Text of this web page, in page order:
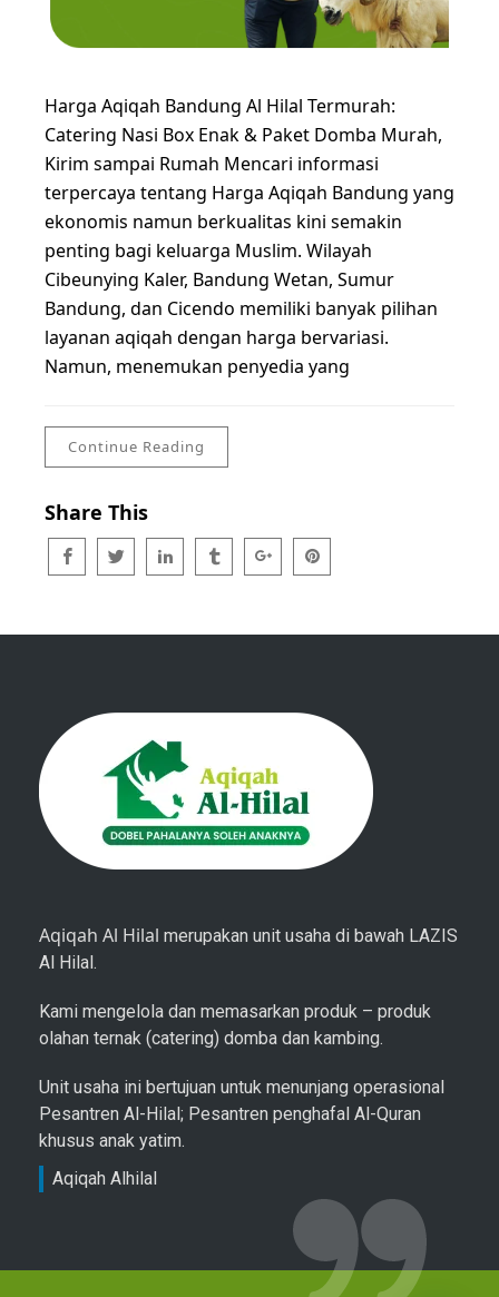
Harga Aqiqah Bandung Al Hilal Termurah:
Catering Nasi Box Enak & Paket Domba Murah,
Kirim sampai Rumah Mencari informasi
terpercaya tentang Harga Aqiqah Bandung yang
ekonomis namun berkualitas kini semakin
penting bagi keluarga Muslim. Wilayah
Cibeunying Kaler, Bandung Wetan, Sumur
Bandung, dan Cicendo memiliki banyak pilihan
layanan aqiqah dengan harga bervariasi.
Namun, menemukan penyedia yang
Continue Reading
Share This
Aqiqah Al Hilal merupakan unit usaha di bawah LAZIS
Al Hilal.
Kami mengelola dan memasarkan produk – produk
olahan ternak (catering) domba dan kambing.
Unit usaha ini bertujuan untuk menunjang operasional
Pesantren Al-Hilal; Pesantren penghafal Al-Quran
khusus anak yatim.
Aqiqah Alhilal